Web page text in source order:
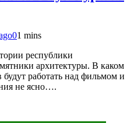
01 mins
республики
архитектуры. В каком
работать над фильмом и
не ясно….